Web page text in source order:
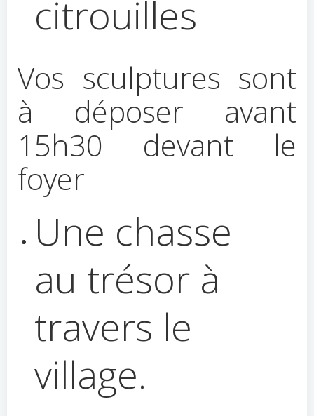
citrouilles
Vos sculptures sont
à déposer avant
15h30 devant le
foyer
Une chasse
au trésor à
travers le
village.